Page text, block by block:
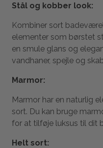
Stål og kobber look:
Kombiner sort
elementer som børstet
en smule glans og
vandhaner, spejle og
Marmor:
Marmor har en naturlig
sort. Du kan bruge
for at tilføje luksus til dit
Helt sort: